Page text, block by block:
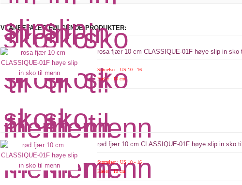
VI ANBEFALER FØLGENDE PRODUKTER:
rosa fjær 10 cm CLASSIQUE-01F høye slip in sko
Størrelser : US 10 - 16
Hæler : 10 cm
rød fjær 10 cm CLASSIQUE-01F høye slip in sko
Størrelser : US 10 - 16
Hæler : 10 cm